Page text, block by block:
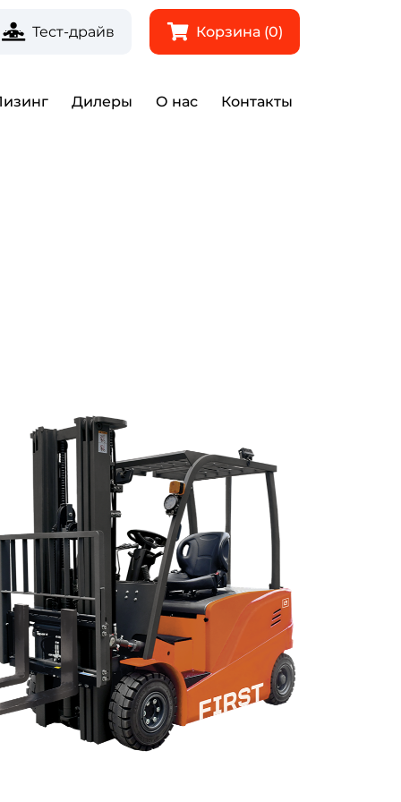
Тест-драйв Корзина (0)
Дилеры О нас Контакты